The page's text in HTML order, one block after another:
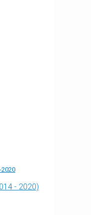
- 2020)